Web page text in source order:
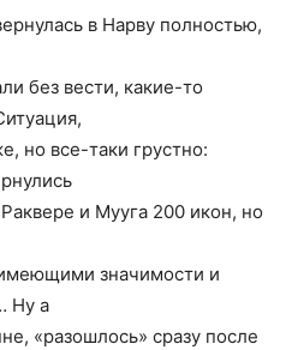
в Нарву полностью,
без вести, какие-то
но все-таки грустно:
и Мууга 200 икон, но
значимости и
Ну а
«разошлось» сразу после